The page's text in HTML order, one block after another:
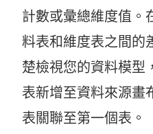
計數或彙總維度值。
料表和維度表之間的
楚檢視您的資料模型
表新增至資料來源畫
表關聯至第一個表。